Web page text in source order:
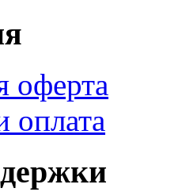
оферта
оплата